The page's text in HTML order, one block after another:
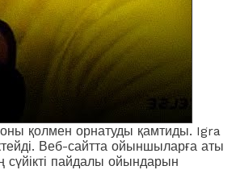
қолмен орнатуды қамтиды. Igra
Веб-сайтта ойыншыларға аты
пайдалы ойындарын